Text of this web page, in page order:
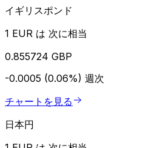
イギリスポンド
1 EUR は 次に相当
0.855724 GBP
-0.0005 (0.06%) 週次
チャートを見る
日本円